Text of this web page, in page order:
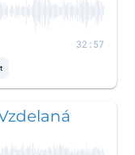
32:57